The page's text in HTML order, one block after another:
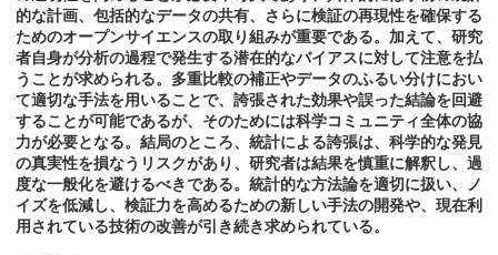
的な計画、包括的なデータの共有、さらに検証の再現性を確保する
ためのオープンサイエンスの取り組みが重要である。加えて、研究
者自身が分析の過程で発生する潜在的なバイアスに対して注意を払
うことが求められる。多重比較の補正やデータのふるい分けにおい
て適切な手法を用いることで、誇張された効果や誤った結論を回避
することが可能であるが、そのためには科学コミュニティ全体の協
力が必要となる。結局のところ、統計による誇張は、科学的な発見
の真実性を損なうリスクがあり、研究者は結果を慎重に解釈し、過
度な一般化を避けるべきである。統計的な方法論を適切に扱い、ノ
イズを低減し、検証力を高めるための新しい手法の開発や、現在利
用されている技術の改善が引き続き求められている。